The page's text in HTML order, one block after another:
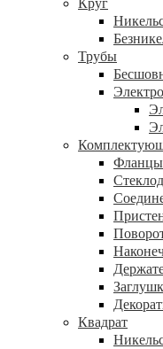
Трубы
Фланцы
Квадрат